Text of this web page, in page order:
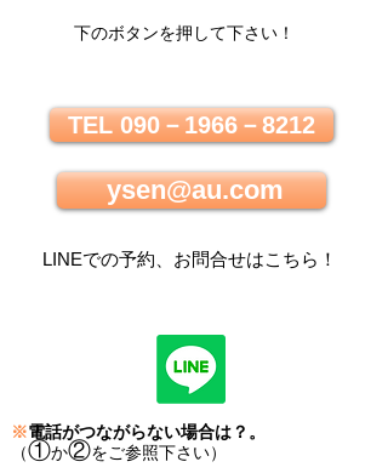
下のボタンを押して下さい！
TEL 090－1966－8212
ysen@au.com
LINEでの予約、お問合せはこちら ！
※電話がつながらない場合は？。
（①か②をご参照下さい）